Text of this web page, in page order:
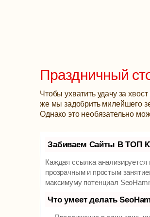
Праздничный
Чтобы ухватить удачу за
же мы задобрить милейшего
Однако это необязательно
Забиваем Сайты В ТОП
Каждая ссылка анализируется
прозрачным и простым
максимуму потенциал
Что умеет делать